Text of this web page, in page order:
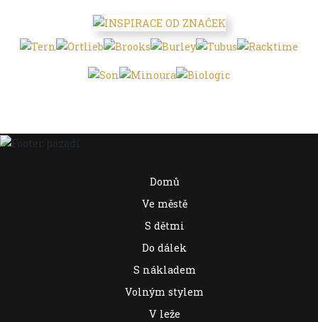
Domů
Ve městě
S dětmi
Do dálek
S nákladem
Volným stylem
V leže